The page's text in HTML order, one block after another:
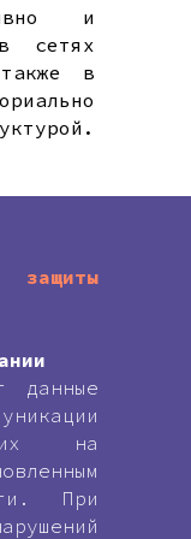
и
сетях
в
защиты
данные
их на
При